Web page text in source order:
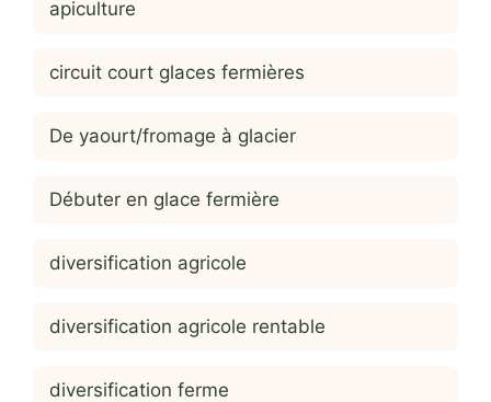
apiculture
circuit court glaces fermières
De yaourt/fromage à glacier
Débuter en glace fermière
diversification agricole
diversification agricole rentable
diversification ferme